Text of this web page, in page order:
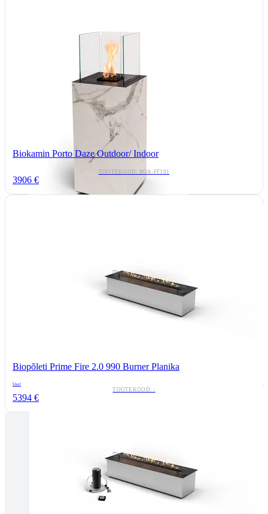
Biokamin Porto Daze Outdoor/ Indoor
TOOTEKOOD: BOA-FF101
3906 €
Biopõleti Prime Fire 2.0 990 Burner Planika
Uus!
TOOTEKOOD: -
5394 €
Pärnu mnt. 139E/2, 11317, Tallinn
(+372) 677 6977
kaminakoda@kaminakoda.ee